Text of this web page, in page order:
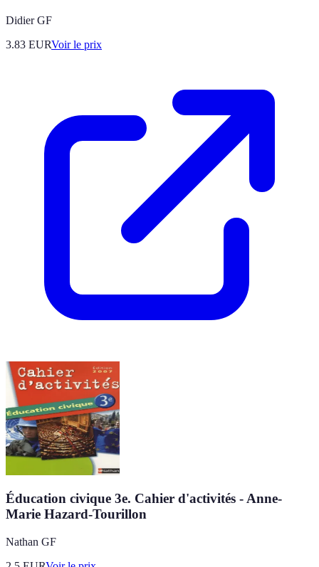
Didier GF
3.83 EURVoir le prix
Éducation civique 3e. Cahier d'activités - Anne-
Marie Hazard-Tourillon
Nathan GF